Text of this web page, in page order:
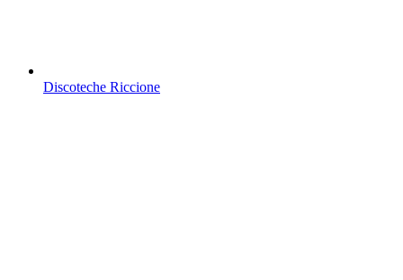
Discoteche Riccione